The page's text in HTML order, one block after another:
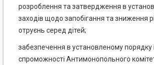
розроблення та затвердження в
заходів щодо запобігання та зниження
отруєнь серед дітей;
забезпечення в установленому порядку
спроможності Антимонопольного